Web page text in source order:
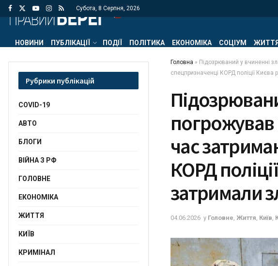
Субота, 8 Серпня, 2026
НОВИНИ ПУБЛІКАЦІЇ ПОДІЇ ПОЛІТИКА ЕКОНОМІКА СОЦІУМ ЖИТТЯ
Головна » Підозрюваний у вчиненні
спецпризначенці КОРД поліції Києва
погрожував
час
КОРД
затримали
04.06.2026 у Головне Життя Київ
Рубрики публікацій
COVID-19
АВТО
БЛОГИ
ВІЙНА З РФ
ГОЛОВНЕ
ЕКОНОМІКА
ЖИТТЯ
КИЇВ
КРИМІНАЛ